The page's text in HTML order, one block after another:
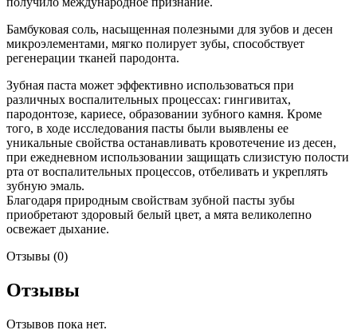
Бамбуковая соль, насыщенная полезными для зубов и десен
микроэлементами, мягко полирует зубы, способствует
регенерации тканей пародонта.
Зубная паста может эффективно использоваться при
различных воспалительных процессах: гингивитах,
пародонтозе, кариесе, образовании зубного камня. Кроме
того, в ходе исследования пасты были выявлены ее
уникальные свойства останавливать кровотечение из десен,
при ежедневном использовании защищать слизистую полости
рта от воспалительных процессов, отбеливать и укреплять
зубную эмаль.
Благодаря природным свойствам зубной пасты зубы
приобретают здоровый белый цвет, а мята великолепно
освежает дыхание.
Отзывы (0)
Отзывы
Отзывов пока нет.